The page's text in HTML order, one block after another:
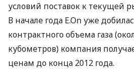
условий поставок к текущей
В начале года E.On уже
контрактного объема газа
кубометров) компания
ценам до конца 2012 года.